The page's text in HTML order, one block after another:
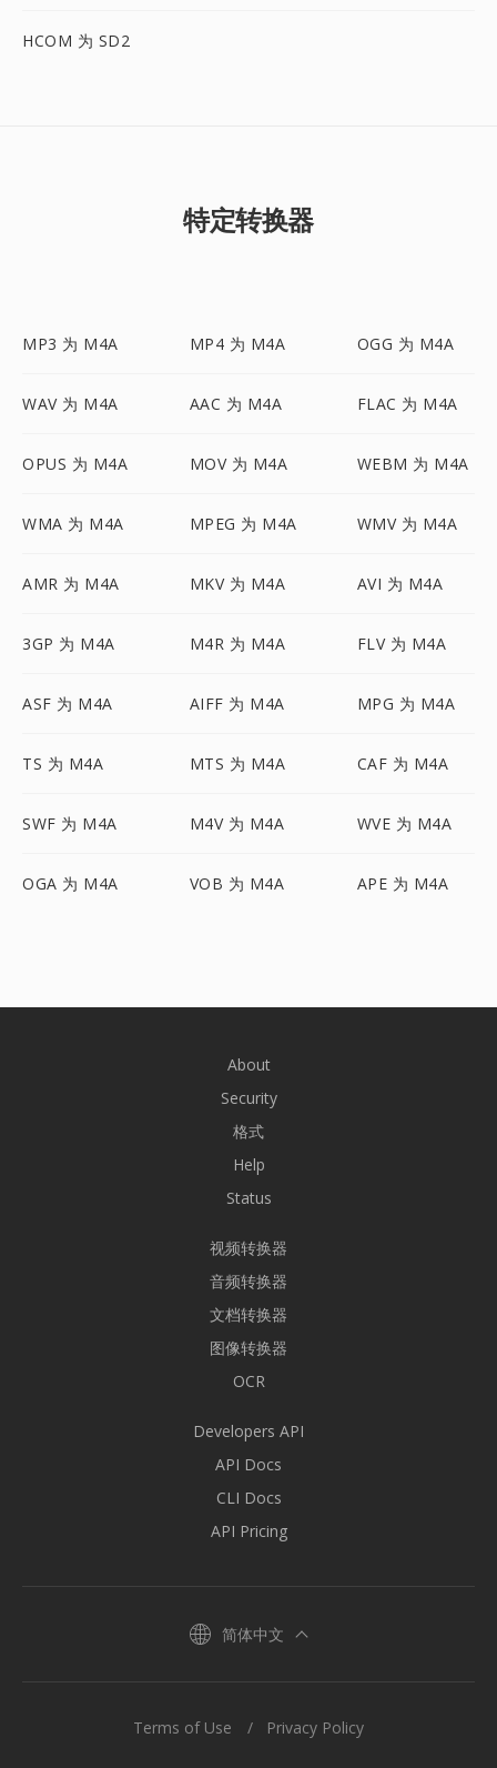
HCOM 为 SD2
特定转换器
MP3 为 M4A MP4 为 M4A OGG 为 M4A
WAV 为 M4A AAC 为 M4A FLAC 为 M4A
OPUS 为 M4A MOV 为 M4A WEBM 为 M4A
WMA 为 M4A MPEG 为 M4A WMV 为 M4A
AMR 为 M4A MKV 为 M4A AVI 为 M4A
3GP 为 M4A M4R 为 M4A FLV 为 M4A
ASF 为 M4A AIFF 为 M4A MPG 为 M4A
TS 为 M4A MTS 为 M4A CAF 为 M4A
SWF 为 M4A M4V 为 M4A WVE 为 M4A
OGA 为 M4A VOB 为 M4A APE 为 M4A
About
Security
格式
Help
Status
视频转换器
音频转换器
文档转换器
图像转换器
OCR
Developers API
API Docs
CLI Docs
API Pricing
简体中文
Terms of Use Privacy Policy